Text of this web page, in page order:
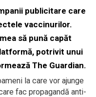
publicitare care
vaccinurilor.
să pună capăt
potrivit unui
The Guardian.
la care vor ajunge
fac propagandă anti-